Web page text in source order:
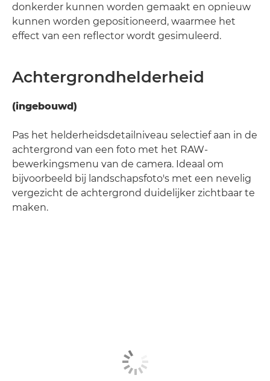
donkerder kunnen worden gemaakt en opnieuw
kunnen worden gepositioneerd, waarmee het
effect van een reflector wordt gesimuleerd.
Achtergrondhelderheid
(ingebouwd)
Pas het helderheidsdetailniveau selectief aan in de
achtergrond van een foto met het RAW-
bewerkingsmenu van de camera. Ideaal om
bijvoorbeeld bij landschapsfoto's met een nevelig
vergezicht de achtergrond duidelijker zichtbaar te
maken.